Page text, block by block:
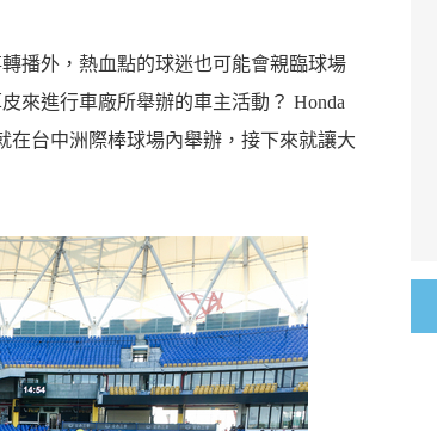
播外，熱血點的球迷也可能會親臨球場
來進行車廠所舉辦的車主活動？ Honda
在台中洲際棒球場內舉辦，接下來就讓大